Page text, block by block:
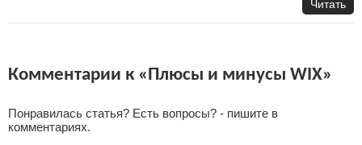
Читать
Комментарии к «Плюсы и минусы WIX»
Понравилась статья? Есть вопросы? - пишите в
комментариях.